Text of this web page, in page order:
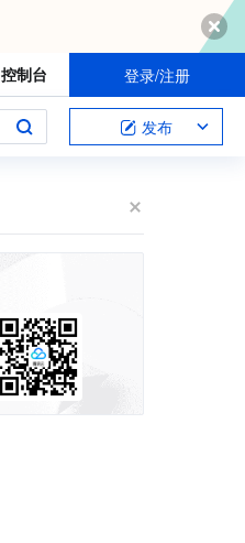
控制台 登录/注册
发布